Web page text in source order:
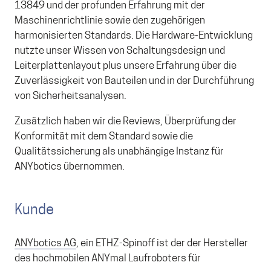
13849 und der profunden Erfahrung mit der
Maschinenrichtlinie sowie den zugehörigen
harmonisierten Standards. Die Hardware-Entwicklung
nutzte unser Wissen von Schaltungsdesign und
Leiterplattenlayout plus unsere Erfahrung über die
Zuverlässigkeit von Bauteilen und in der Durchführung
von Sicherheitsanalysen.
Zusätzlich haben wir die Reviews, Überprüfung der
Konformität mit dem Standard sowie die
Qualitätssicherung als unabhängige Instanz für
ANYbotics übernommen.
Kunde
ANYbotics AG, ein ETHZ-Spinoff ist der der Hersteller
des hochmobilen ANYmal Laufroboters für